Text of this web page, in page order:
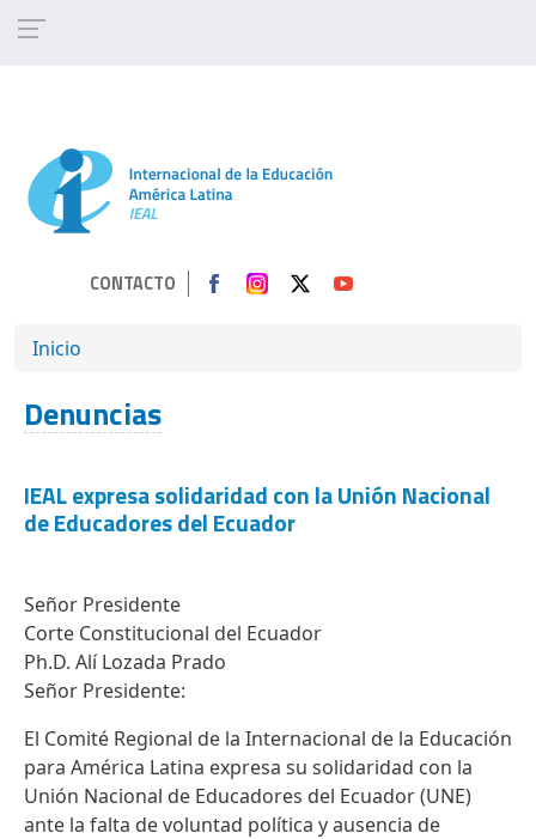
CONTACTO
SOBRESCRIBIR ENLACES DE AYUDA A
Inicio
Denuncias
IEAL expresa solidaridad con la Unión Nacional
de Educadores del Ecuador
Señor Presidente
Corte Constitucional del Ecuador
Ph.D. Alí Lozada Prado
Señor Presidente:
El Comité Regional de la Internacional de la Educación
para América Latina expresa su solidaridad con la
Unión Nacional de Educadores del Ecuador (UNE)
ante la falta de voluntad política y ausencia de